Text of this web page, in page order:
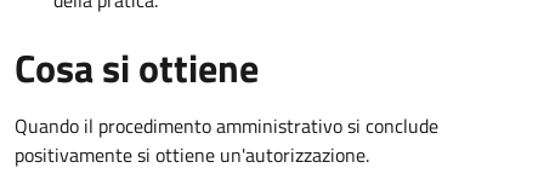
Cosa si ottiene
Quando il procedimento amministrativo si conclude
positivamente si ottiene un'autorizzazione.